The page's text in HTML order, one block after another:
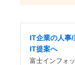
IT企業の人事
IT提案へ
富士インフォ